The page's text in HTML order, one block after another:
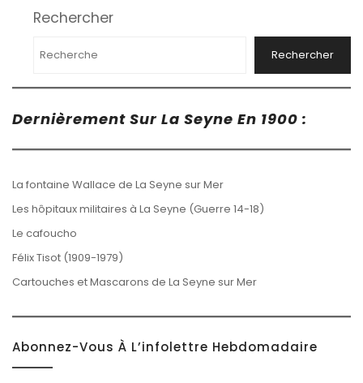
Rechercher
Rechercher
Dernièrement Sur La Seyne En 1900 :
La fontaine Wallace de La Seyne sur Mer
Les hôpitaux militaires à La Seyne (Guerre 14-18)
Le cafoucho
Félix Tisot (1909-1979)
Cartouches et Mascarons de La Seyne sur Mer
Abonnez-Vous À L’infolettre Hebdomadaire